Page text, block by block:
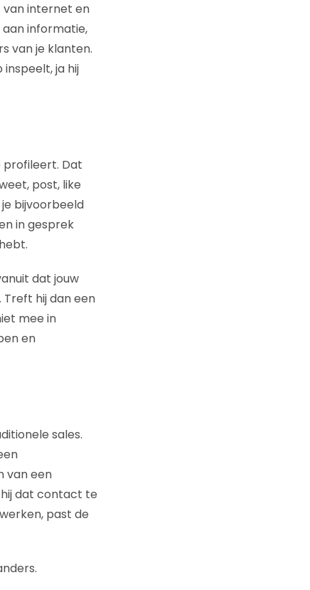
internet en
informatie,
van je klanten.
ja hij
profileert. Dat
post, like
bijvoorbeeld
in gesprek
dat jouw
Treft hij dan een
mee in
en
sales.
van een
dat contact te
past de